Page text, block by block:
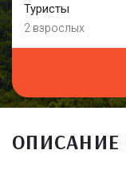
Туристы
2 взрослых
ОПИСАНИЕ